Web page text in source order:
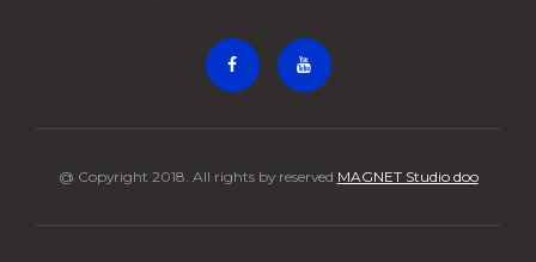
@ Copyright 2018. All rights by reserved MAGNET Studio doo